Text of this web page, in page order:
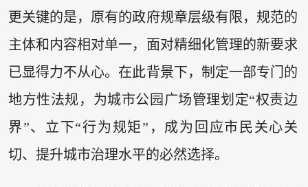
更关键的是，原有的政府规章层级有限，规范的
主体和内容相对单一，面对精细化管理的新要求
已显得力不从心。在此背景下，制定一部专门的
地方性法规，为城市公园广场管理划定“权责边
界”、立下“行为规矩”，成为回应市民关心关
切、提升城市治理水平的必然选择。